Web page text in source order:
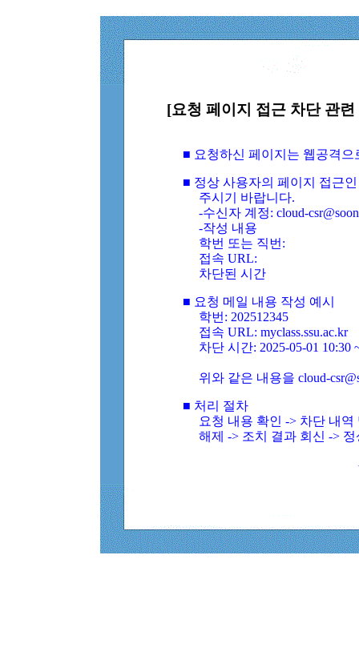
[요청 페이지 접근 차단 관
■ 요청하신 페이지는 웹공격
■ 정상 사용자의 페이지 접근
주시기 바랍니다.
-수신자 계정: cloud-
-작성 내용
학번 또는 직번:
접속 URL:
차단된 시간
■ 요청 메일 내용 작성 예시
학번: 202512345
접속 URL: myclass.ssu.ac.kr
차단 시간: 2025-05-01 10:30
위와 같은 내용을 cloud-
■ 처리 절차
요청 내용 확인 -> 차단 내
해제 -> 조치 결과 회신 ->